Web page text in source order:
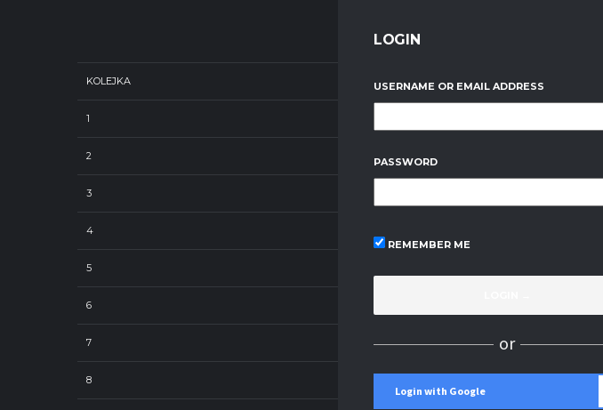
LOGIN
USERNAME OR EMAIL ADDRESS
PASSWORD
REMEMBER ME
or
Login with Google
KOLEJKA MECZE
1
2 7
3
4
5
6
7 7
8